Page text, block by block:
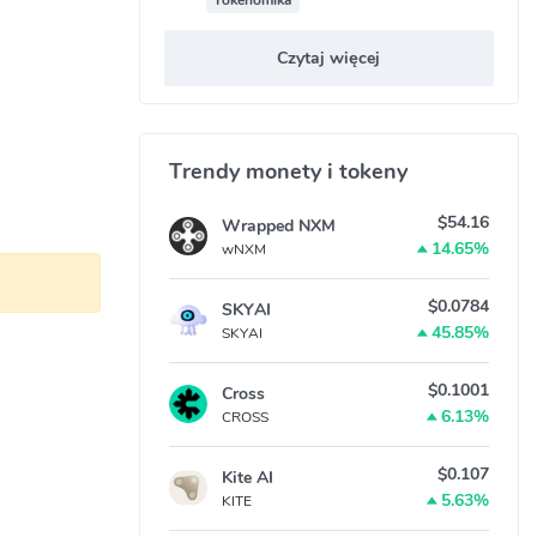
Czytaj więcej
Trendy monety i tokeny
Wrapped NXM
wNXM
$54.16
14.65%
SKYAI
SKYAI
$0.0784
45.85%
Cross
CROSS
$0.1001
6.13%
Kite AI
KITE
$0.107
5.63%